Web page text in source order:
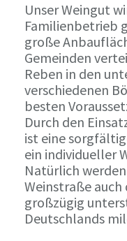
Unser Weingut
Familienbetrieb
große
Gemeinden
Reben in den
verschiedenen
besten
Durch den
ist eine
ein individueller
Natürlich
Weinstraße
großzügig
Deutschlands